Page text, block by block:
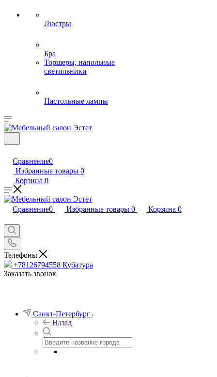
Люстры
Бра
Торшеры, напольные
светильники
Настольные лампы
Сравнение0
Избранные товары 0
Корзина 0
Сравнение0 Избранные товары 0 Корзина 0
Телефоны
+78126794558 Кубатура
Заказать звонок
Санкт-Петербург
Назад